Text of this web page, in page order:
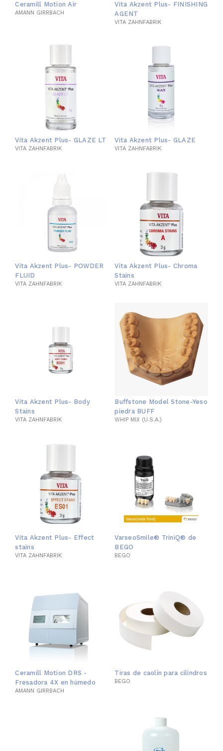
Ceramill Motion Air
AMANN GIRRBACH
Vita Akzent Plus- FINISHING
AGENT
VITA ZAHNFABRIK
Vita Akzent Plus- GLAZE LT
VITA ZAHNFABRIK
Vita Akzent Plus- GLAZE
VITA ZAHNFABRIK
Vita Akzent Plus- POWDER
FLUID
VITA ZAHNFABRIK
Vita Akzent Plus- Chroma
Stains
VITA ZAHNFABRIK
Vita Akzent Plus- Body
Stains
VITA ZAHNFABRIK
Buffstone Model Stone-Yeso
piedra BUFF
WHIP MIX (U.S.A.)
Vita Akzent Plus- Effect
stains
VITA ZAHNFABRIK
VarseoSmile® TriniQ® de
BEGO
BEGO
Ceramill Motion DRS -
Fresadora 4X en húmedo
AMANN GIRRBACH
Tiras de caolín para cilindros
BEGO